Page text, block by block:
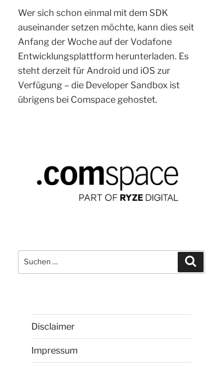
Wer sich schon einmal mit dem SDK
auseinander setzen möchte, kann dies seit
Anfang der Woche auf der Vodafone
Entwicklungsplattform herunterladen. Es
steht derzeit für Android und iOS zur
Verfügung – die Developer Sandbox ist
übrigens bei Comspace gehostet.
Suchen
nach:
Disclaimer
Impressum